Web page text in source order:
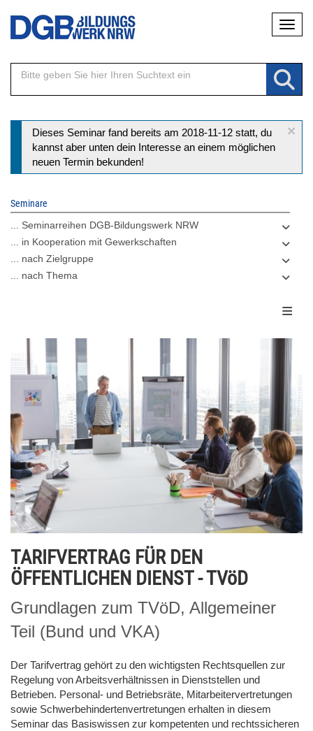
Direkt
Inhalt
×
Statusmeldung
Dieses Seminar fand bereits am 2018-11-12 statt, du
kannst aber unten dein Interesse an einem möglichen
neuen Termin bekunden!
Seminare
... Seminarreihen DGB-Bildungswerk NRW
... in Kooperation mit Gewerkschaften
... nach Zielgruppe
... nach Thema
TARIFVERTRAG FÜR DEN
ÖFFENTLICHEN DIENST - TVöD
Grundlagen zum TVöD, Allgemeiner
Teil (Bund und VKA)
Der Tarifvertrag gehört zu den wichtigsten Rechtsquellen zur
Regelung von Arbeitsverhältnissen in Dienststellen und
Betrieben. Personal- und Betriebsräte, Mitarbeitervertretungen
sowie Schwerbehindertenvertretungen erhalten in diesem
Seminar das Basiswissen zur kompetenten und rechtssicheren